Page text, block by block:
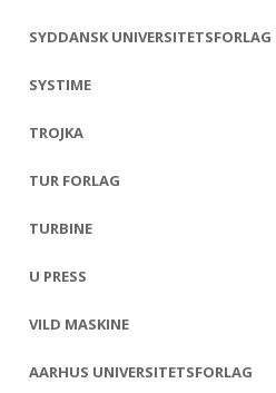
SYDDANSK UNIVERSITETSFORLAG
SYSTIME
TROJKA
TUR FORLAG
TURBINE
U PRESS
VILD MASKINE
AARHUS UNIVERSITETSFORLAG